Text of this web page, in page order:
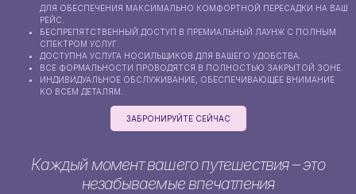
ДЛЯ ОБЕСПЕЧЕНИЯ МАКСИМАЛЬНО КОМФОРТНОЙ ПЕРЕСАДКИ НА ВАШ
РЕЙС.
БЕСПРЕПЯТСТВЕННЫЙ ДОСТУП В ПРЕМИАЛЬНЫЙ ЛАУНЖ С ПОЛНЫМ
СПЕКТРОМ УСЛУГ.
ДОСТУПНА УСЛУГА НОСИЛЬЩИКОВ ДЛЯ ВАШЕГО УДОБСТВА.
ВСЕ ФОРМАЛЬНОСТИ ПРОВОДЯТСЯ В ПОЛНОСТЬЮ ЗАКРЫТОЙ ЗОНЕ.
ИНДИВИДУАЛЬНОЕ ОБСЛУЖИВАНИЕ, ОБЕСПЕЧИВАЮЩЕЕ ВНИМАНИЕ
КО ВСЕМ ДЕТАЛЯМ.
ЗАБРОНИРУЙТЕ СЕЙЧАС
Каждый момент вашего путешествия – это
незабываемые впечатления